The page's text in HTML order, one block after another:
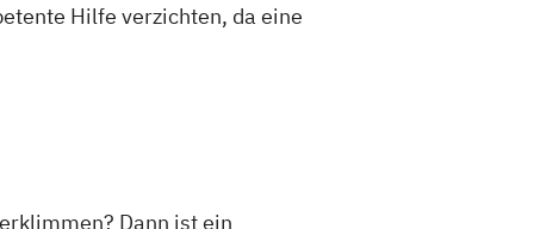
Hilfe verzichten, da eine
Dann ist ein